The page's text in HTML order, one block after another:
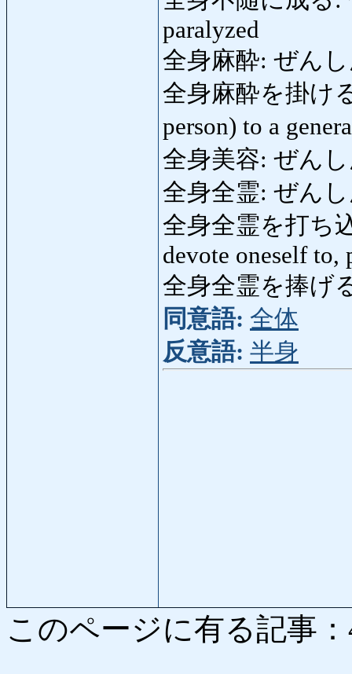
paralyzed
全身麻酔: ぜんし
全身麻酔を掛け
person) to a
全身美容: ぜん
全身全霊: ぜんし
全身全霊を打ち
devote oneself to,
全身全霊を捧げ
同意語: 全体
反意語: 半身
このページに有る記事